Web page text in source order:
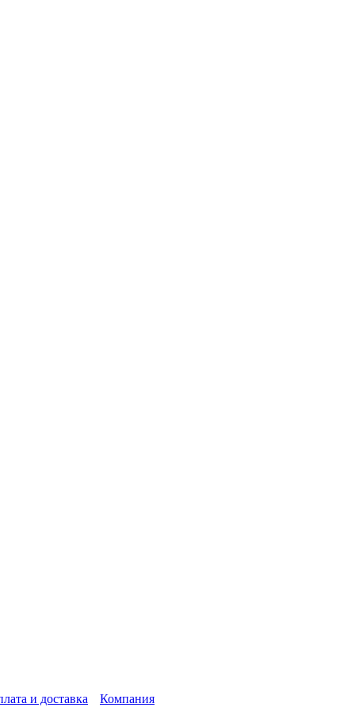
и доставка Компания